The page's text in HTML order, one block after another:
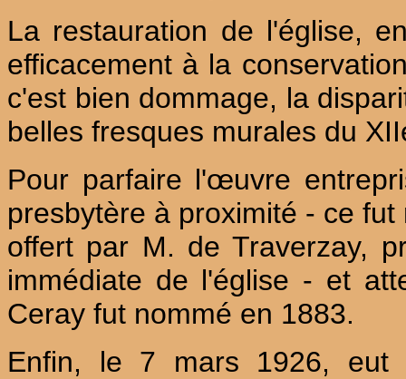
La restauration de l'église,
efficacement à la
c'est bien dommage, la
belles fresques murales du
Pour parfaire l'œuvre
presbytère à proximité - ce
offert par M. de Traverzay,
immédiate de l'église - et
Ceray fut nommé en 1883.
Enfin, le 7 mars 1926, eut